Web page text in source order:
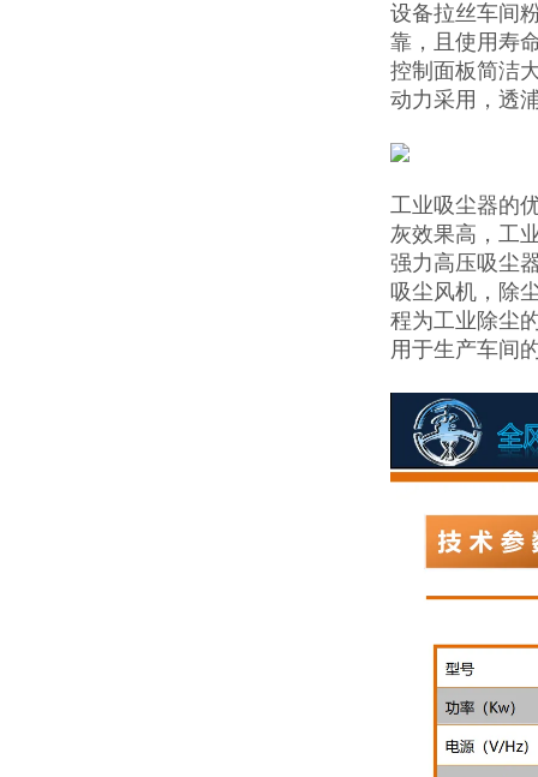
设备拉丝车间
靠，且使用寿
控制面板简洁
动力采用，透
工业吸尘器的
灰效果高，工
强力高压吸尘
吸尘风机，除
程为工业除尘
用于生产车间